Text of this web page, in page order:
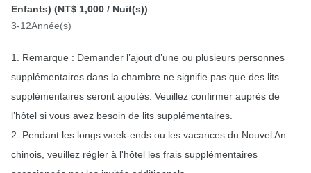
Enfants) (NT$ 1,000 / Nuit(s))
3-12Année(s)
1. Remarque : Demander l’ajout d’une ou plusieurs personnes
supplémentaires dans la chambre ne signifie pas que des lits
supplémentaires seront ajoutés. Veuillez confirmer auprès de
l’hôtel si vous avez besoin de lits supplémentaires.
2. Pendant les longs week-ends ou les vacances du Nouvel An
chinois, veuillez régler à l'hôtel les frais supplémentaires